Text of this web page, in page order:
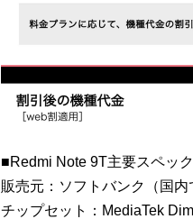
■Redmi Note 9T主要スペック
販売元：ソフトバンク（国内
チップセット：MediaTek